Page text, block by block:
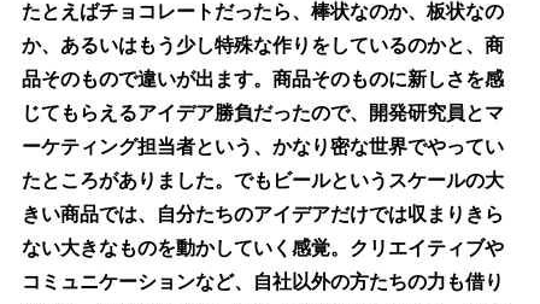
たとえばチョコレートだったら、棒状なのか、板状なの
か、あるいはもう少し特殊な作りをしているのかと、商
品そのもので違いが出ます。商品そのものに新しさを感
じてもらえるアイデア勝負だったので、開発研究員とマ
ーケティング担当者という、かなり密な世界でやってい
たところがありました。でもビールというスケールの大
きい商品では、自分たちのアイデアだけでは収まりきら
ない大きなものを動かしていく感覚。クリエイティブ
コミュニケーションなど、自社以外の方たちの力も借り